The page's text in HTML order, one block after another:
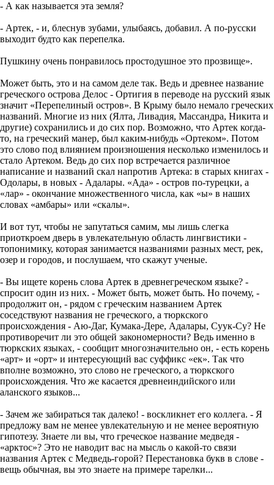
- А как называется эта земля?
- Артек, - и, блеснув зубами, улыбаясь, добавил. А по-русски
выходит будто как перепелка.
Пушкину очень понравилось простодушное это прозвище».
Может быть, это и на самом деле так. Ведь и древнее название
греческого острова Делос - Ортигия в переводе на русский язык
значит «Перепелиный остров». В Крыму было немало греческих
названий. Многие из них (Ялта, Ливадия, Массандра, Никита и
другие) сохранились и до сих пор. Возможно, что Артек когда-
то, на греческий манер, был каким-нибудь «Ортеком». Потом
это слово под влиянием произношения несколько изменилось и
стало Артеком. Ведь до сих пор встречается различное
написание и названий скал напротив Артека: в старых книгах -
Одолары, в новых - Адалары. «Ада» - остров по-турецки, а
«лар» - окончание множественного числа, как «ы» в наших
словах «амбары» или «скалы».
И вот тут, чтобы не запутаться самим, мы лишь слегка
приоткроем дверь в увлекательную область лингвистики -
топонимику, которая занимается названиями разных мест, рек,
озер и городов, и послушаем, что скажут ученые.
- Вы ищете корень слова Артек в древнегреческом языке? -
спросит один из них. - Может быть, может быть. Но почему, -
продолжит он, - рядом с греческим названием Артек
соседствуют названия не греческого, а тюркского
происхождения - Аю-Даг, Кумака-Дере, Адалары, Суук-Су? Не
противоречит ли это общей закономерности? Ведь именно в
тюркских языках, - сообщит многозначительно он, - есть корень
«арт» и «орт» и интересующий вас суффикс «ек». Так что
вполне возможно, это слово не греческого, а тюркского
происхождения. Что же касается древнеиндийского или
аланского языков...
- Зачем же забираться так далеко! - воскликнет его коллега. - Я
предложу вам не менее увлекательную и не менее вероятную
гипотезу. Знаете ли вы, что греческое название медведя -
«арктос»? Это не наводит вас на мысль о какой-то связи
названия Артек с Медведь-горой? Перестановка букв в слове -
вещь обычная, вы это знаете на примере тарелки...